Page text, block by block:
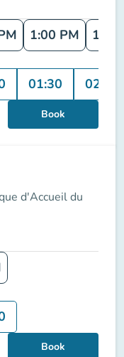
1:00 PM 1:30
01:30 02:00
Book
d'Accueil du
Book